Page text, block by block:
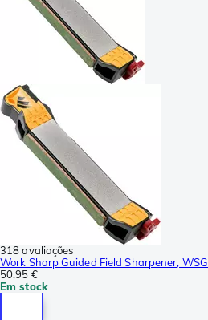
318 avaliações
Work Sharp Guided Field Sharpener,
50,95 €
Em stock